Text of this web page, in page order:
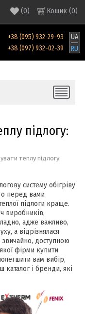
Кошик (0)
(0)
+38 (095) 932-29-93
+38 (097) 932-02-39
UA
RU
підлогу:
теплу підлогу:
систему обігріву
перед вами
підлоги краще.
виробників,
адже важливо,
а відрізнялася
звичайно, доступною
фірми купити
вам вибір,
і бренди, які